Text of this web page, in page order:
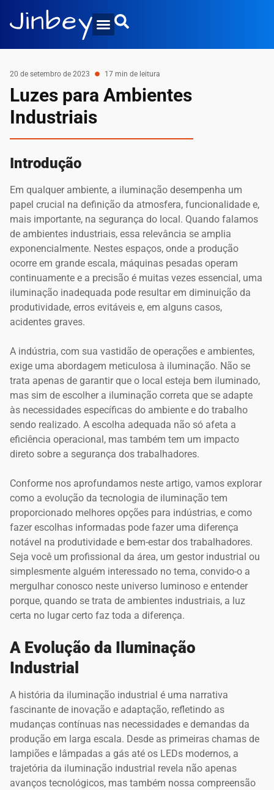
20 de setembro de 2023 17 min de leitura
Luzes para Ambientes
Industriais
Introdução
Em qualquer ambiente, a iluminação desempenha um
papel crucial na definição da atmosfera, funcionalidade e,
mais importante, na segurança do local. Quando falamos
de ambientes industriais, essa relevância se amplia
exponencialmente. Nestes espaços, onde a produção
ocorre em grande escala, máquinas pesadas operam
continuamente e a precisão é muitas vezes essencial, uma
iluminação inadequada pode resultar em diminuição da
produtividade, erros evitáveis e, em alguns casos,
acidentes graves.
A indústria, com sua vastidão de operações e ambientes,
exige uma abordagem meticulosa à iluminação. Não se
trata apenas de garantir que o local esteja bem iluminado,
mas sim de escolher a iluminação correta que se adapte
às necessidades específicas do ambiente e do trabalho
sendo realizado. A escolha adequada não só afeta a
eficiência operacional, mas também tem um impacto
direto sobre a segurança dos trabalhadores.
Conforme nos aprofundamos neste artigo, vamos explorar
como a evolução da tecnologia de iluminação tem
proporcionado melhores opções para indústrias, e como
fazer escolhas informadas pode fazer uma diferença
notável na produtividade e bem-estar dos trabalhadores.
Seja você um profissional da área, um gestor industrial ou
simplesmente alguém interessado no tema, convido-o a
mergulhar conosco neste universo luminoso e entender
porque, quando se trata de ambientes industriais, a luz
certa no lugar certo faz toda a diferença.
A Evolução da Iluminação
Industrial
A história da iluminação industrial é uma narrativa
fascinante de inovação e adaptação, refletindo as
mudanças contínuas nas necessidades e demandas da
produção em larga escala. Desde as primeiras chamas de
lampiões e lâmpadas a gás até os LEDs modernos, a
trajetória da iluminação industrial revela não apenas
avanços tecnológicos, mas também nossa compreensão